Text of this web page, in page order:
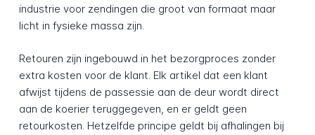
industrie voor zendingen die groot van formaat maar
licht in fysieke massa zijn.
Retouren zijn ingebouwd in het bezorgproces zonder
extra kosten voor de klant. Elk artikel dat een klant
afwijst tijdens de passessie aan de deur wordt direct
aan de koerier teruggegeven, en er geldt geen
retourkosten. Hetzelfde principe geldt bij afhalingen bij